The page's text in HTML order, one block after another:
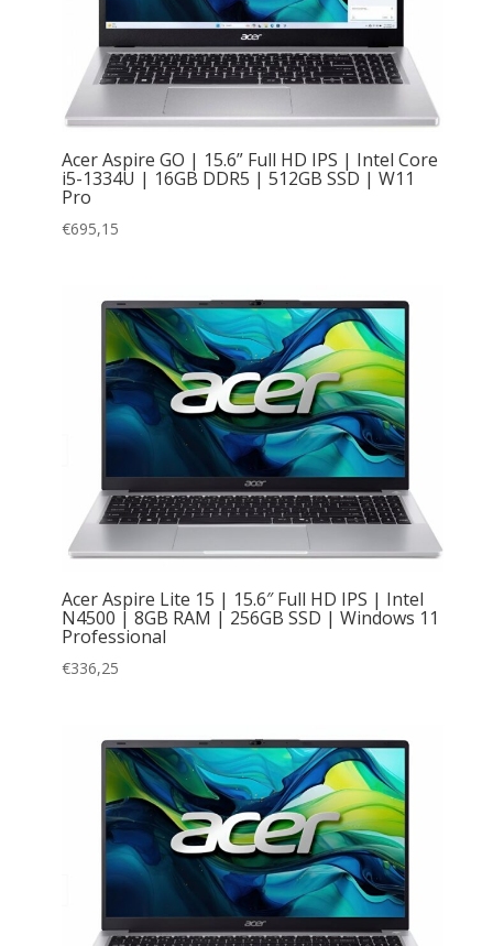
Acer Aspire GO | 15.6” Full HD IPS | Intel Core
i5-1334U | 16GB DDR5 | 512GB SSD | W11
Pro
€695,15
Acer Aspire Lite 15 | 15.6″ Full HD IPS | Intel
N4500 | 8GB RAM | 256GB SSD | Windows 11
Professional
€336,25